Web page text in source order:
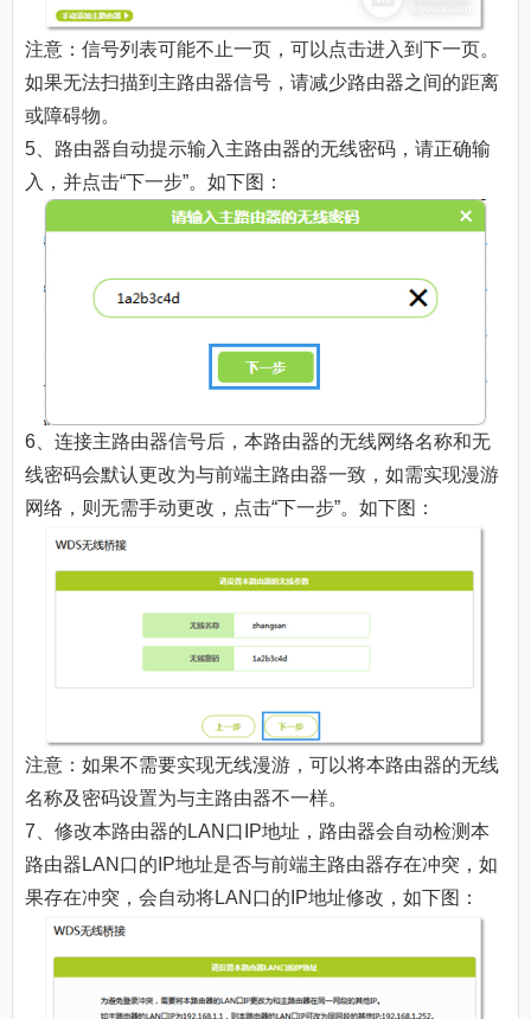
注意：信号列表可能不止一页，可以点击进入到下一页。
如果无法扫描到主路由器信号，请减少路由器之间的距离
或障碍物。
5、路由器自动提示输入主路由器的无线密码，请正确输
入，并点击“下一步”。如下图：
6、连接主路由器信号后，本路由器的无线网络名称和无
线密码会默认更改为与前端主路由器一致，如需实现漫游
网络，则无需手动更改，点击“下一步”。如下图：
注意：如果不需要实现无线漫游，可以将本路由器的无线
名称及密码设置为与主路由器不一样。
7、修改本路由器的LAN口IP地址，路由器会自动检测本
路由器LAN口的IP地址是否与前端主路由器存在冲突，如
果存在冲突，会自动将LAN口的IP地址修改，如下图：